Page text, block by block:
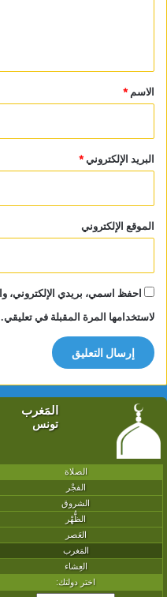
*
الاسم *
البريد الإلكتروني*
الموقع الإلكتروني
احفظ اسمي، بريدي الإلكتروني،
لاستخدامها المرة المقبلة في تعليقي.